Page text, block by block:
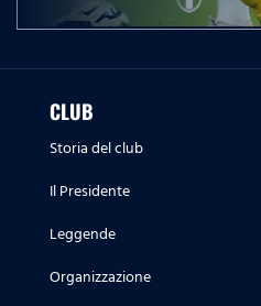
CLUB
Storia del club
Il Presidente
Leggende
Organizzazione